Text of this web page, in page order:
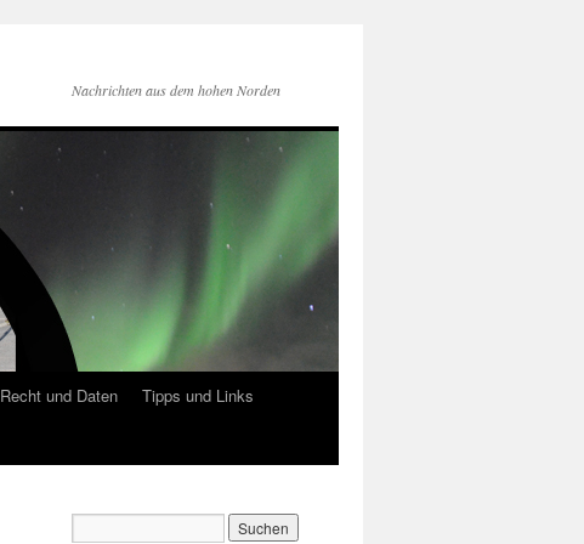
Nachrichten aus dem hohen Norden
Recht und Daten
Tipps und Links